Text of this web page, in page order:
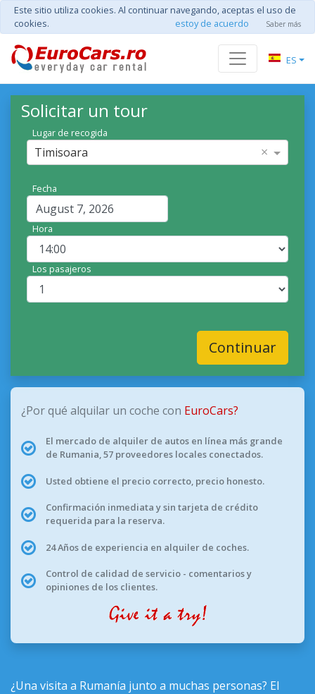
Este sitio utiliza cookies. Al continuar navegando, aceptas el uso de
cookies.
estoy de acuerdo Saber más
ES
Solicitar un tour
Lugar de recogida
Timisoara ×
Fecha
Hora
Los pasajeros
Continuar
¿Por qué alquilar un coche con EuroCars?
El mercado de alquiler de autos en línea más grande
de Rumania, 57 proveedores locales conectados.
Usted obtiene el precio correcto, precio honesto.
Confirmación inmediata y sin tarjeta de crédito
requerida para la reserva.
24 Años de experiencia en alquiler de coches.
Control de calidad de servicio - comentarios y
opiniones de los clientes.
¿Una visita a Rumanía junto a muchas personas? El